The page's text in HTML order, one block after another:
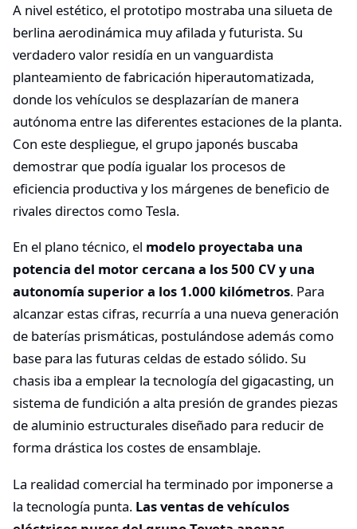
A nivel estético, el prototipo mostraba una silueta de
berlina aerodinámica muy afilada y futurista. Su
verdadero valor residía en un vanguardista
planteamiento de fabricación hiperautomatizada,
donde los vehículos se desplazarían de manera
autónoma entre las diferentes estaciones de la planta.
Con este despliegue, el grupo japonés buscaba
demostrar que podía igualar los procesos de
eficiencia productiva y los márgenes de beneficio de
rivales directos como Tesla.
En el plano técnico, el modelo proyectaba una
potencia del motor cercana a los 500 CV y una
autonomía superior a los 1.000 kilómetros. Para
alcanzar estas cifras, recurría a una nueva generación
de baterías prismáticas, postulándose además como
base para las futuras celdas de estado sólido. Su
chasis iba a emplear la tecnología del gigacasting, un
sistema de fundición a alta presión de grandes piezas
de aluminio estructurales diseñado para reducir de
forma drástica los costes de ensamblaje.
La realidad comercial ha terminado por imponerse a
la tecnología punta. Las ventas de vehículos